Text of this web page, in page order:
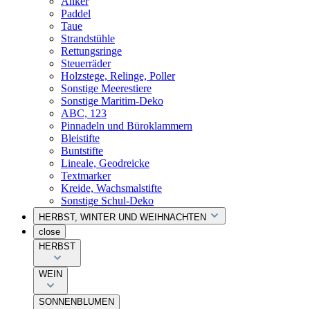
Paddel
Taue
Strandstühle
Rettungsringe
Steuerräder
Holzstege, Relinge, Poller
Sonstige Meerestiere
Sonstige Maritim-Deko
ABC, 123
Pinnadeln und Büroklammern
Bleistifte
Buntstifte
Lineale, Geodreicke
Textmarker
Kreide, Wachsmalstifte
Sonstige Schul-Deko
HERBST, WINTER UND WEIHNACHTEN
close
HERBST
WEIN
SONNENBLUMEN